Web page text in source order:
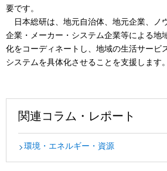
要です。
日本総研は、地元自治体、地元企業、ノ
企業・メーカー・システム企業等による地
化をコーディネートし、地域の生活サービ
システムを具体化させることを支援します。
関連コラム・レポート
環境・エネルギー・資源